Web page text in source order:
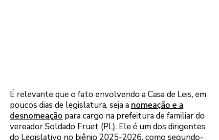
É relevante que o fato envolvendo a Casa de Leis, em
poucos dias de legislatura, seja a nomeação e a
desnomeação para cargo na prefeitura de familiar do
vereador Soldado Fruet (PL). Ele é um dos dirigentes
do Legislativo no biênio 2025-2026, como segundo-